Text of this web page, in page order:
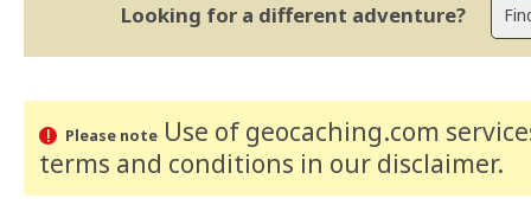
Looking for a different adventure?
Please noteUse of geocaching.com
terms and conditions in our disclaimer.